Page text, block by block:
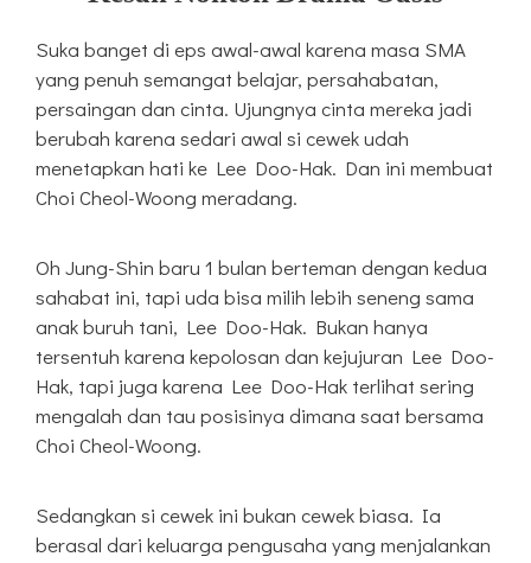
Suka banget di eps awal-awal karena masa SMA
yang penuh semangat belajar, persahabatan,
persaingan dan cinta. Ujungnya cinta mereka jadi
berubah karena sedari awal si cewek udah
menetapkan hati ke Lee Doo-Hak. Dan ini membuat
Choi Cheol-Woong meradang.
Oh Jung-Shin baru 1 bulan berteman dengan kedua
sahabat ini, tapi uda bisa milih lebih seneng sama
anak buruh tani, Lee Doo-Hak. Bukan hanya
tersentuh karena kepolosan dan kejujuran Lee Doo-
Hak, tapi juga karena Lee Doo-Hak terlihat sering
mengalah dan tau posisinya dimana saat bersama
Choi Cheol-Woong.
Sedangkan si cewek ini bukan cewek biasa. Ia
berasal dari keluarga pengusaha yang menjalankan